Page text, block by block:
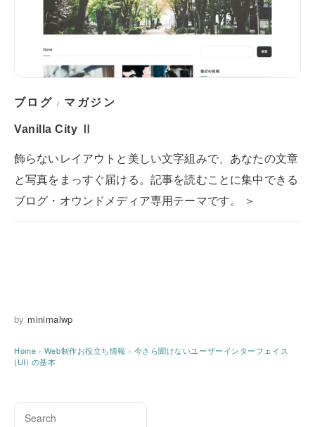
ブログ / マガジン
Vanilla City Ⅱ
飾らないレイアウトと美しい文字組みで、あなたの文章
と写真をまっすぐ届ける。記事を読むことに集中できる
ブログ・オウンドメディア専用テーマです。 ＞
by minimalwp
Home › Web制作お役立ち情報 › 今さら聞けないユーザーインターフェイス
(UI) の基本